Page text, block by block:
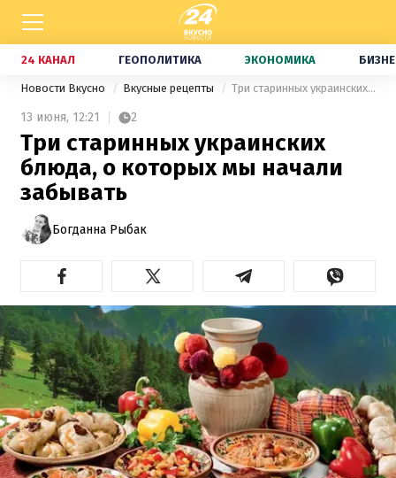
24 КАНАЛ ГЕОПОЛИТИКА ЭКОНОМИКА
Новости Вкусно Вкусные рецепты Три старинных украинских блюда, о которых мы начали забывать
13 июня, 12:21 2
Три старинных украинских
блюда, о которых мы начали
забывать
Богданна Рыбак